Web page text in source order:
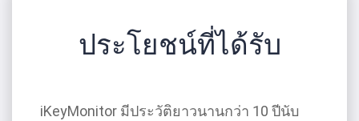
ประโยชน์ที่ได้รับ
iKeyMonitor มีประวัติยาวนานกว่า 10 ปีนับ